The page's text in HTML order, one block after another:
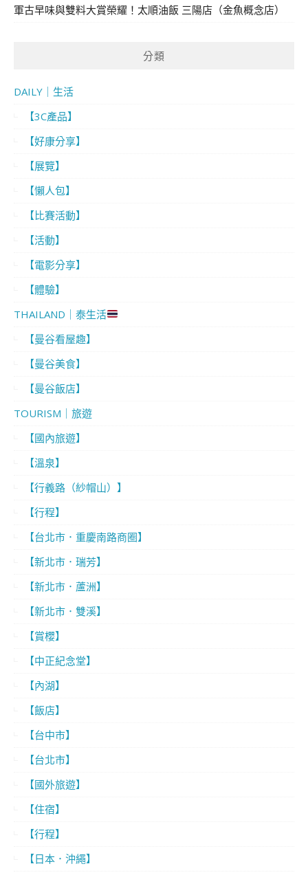
軍古早味與雙料大賞榮耀！太順油飯 三陽店（金魚概念店）
分類
DAILY｜生活
【3C產品】
【好康分享】
【展覽】
【懶人包】
【比賽活動】
【活動】
【電影分享】
【體驗】
THAILAND｜泰生活
【曼谷看屋趣】
【曼谷美食】
【曼谷飯店】
TOURISM｜旅遊
【國內旅遊】
【溫泉】
【行義路（紗帽山）】
【行程】
【台北市．重慶南路商圈】
【新北市．瑞芳】
【新北市．蘆洲】
【新北市．雙溪】
【賞櫻】
【中正紀念堂】
【內湖】
【飯店】
【台中市】
【台北市】
【國外旅遊】
【住宿】
【行程】
【日本．沖繩】